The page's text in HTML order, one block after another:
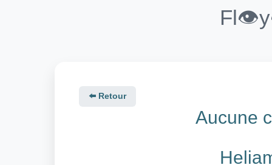
⬅️ Retour
Aucune